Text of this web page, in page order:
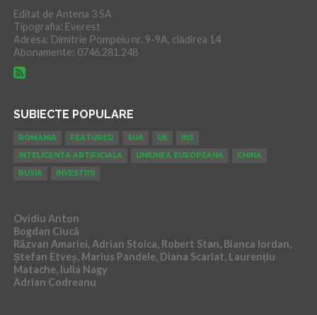
Editat de Antena 3 SA
Tipografia: Everest
Adresa: Dimitrie Pompeiu nr. 9-9A, clădirea 14
Abonamente: 0746.281.248
SUBIECTE POPULARE
ROMANIA FEATURED SUA UE
INS
INTELIGENTA ARTIFICIALA
UNIUNEA EUROPEANA
CHINA
RUSIA
INVESTIȚII
Ovidiu Anton
Bogdan Ciucă
Răzvan Amariei, Adrian Stoica, Robert Stan, Bianca Iordan,
Ștefan Etveș, Marius Pandele, Diana Scarlat, Laurențiu
Matache, Iulia Nagy
Adrian Codreanu